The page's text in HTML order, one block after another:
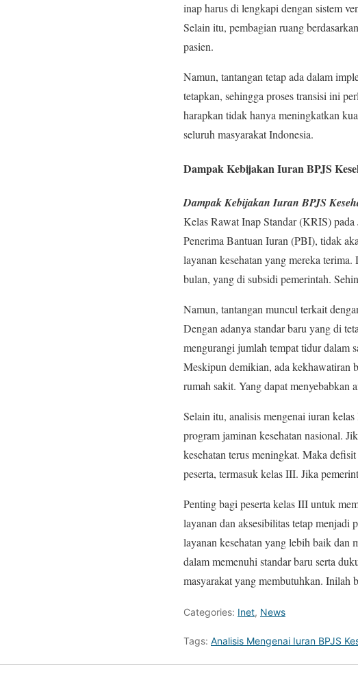
inap harus di lengkapi dengan sistem
Selain itu, pembagian ruang
pasien.
Namun, tantangan tetap ada dalam
tetapkan, sehingga proses transisi ini
harapkan tidak hanya meningkatkan
seluruh masyarakat Indonesia.
Dampak Kebijakan Iuran BPJS
Dampak Kebijakan Iuran BPJS
Kelas Rawat Inap Standar (KRIS)
Penerima Bantuan Iuran (PBI), tidak
layanan kesehatan yang mereka
bulan, yang di subsidi pemerintah.
Namun, tantangan muncul terkait
Dengan adanya standar baru yang di
mengurangi jumlah tempat tidur dalam
Meskipun demikian, ada kekhawatiran
rumah sakit. Yang dapat menyebabkan
Selain itu, analisis mengenai iuran
program jaminan kesehatan nasional.
kesehatan terus meningkat. Maka
peserta, termasuk kelas III. Jika
Penting bagi peserta kelas III untuk
layanan dan aksesibilitas tetap menjadi
layanan kesehatan yang lebih baik dan
dalam memenuhi standar baru serta
masyarakat yang membutuhkan. Inilah
Categories: Inet, News
Tags: Analisis Mengenai Iuran BPJS